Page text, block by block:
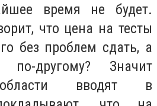
время не будет.
что цена на тесты
без проблем сдать, а
другому? Значит
области вводят в